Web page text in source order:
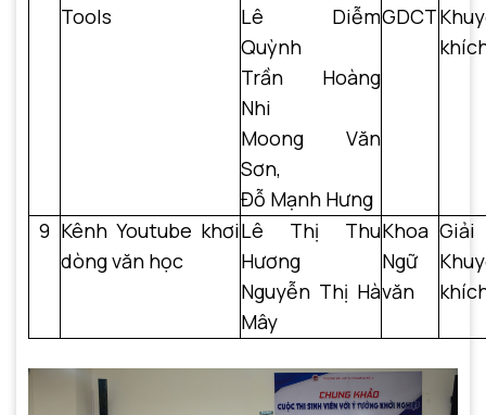
Tools
Lê Diễm
Quỳnh
Trần Hoàng
Nhi
Moong Văn
Sơn,
Đỗ Mạnh Hưng
GDCT
9 Kênh Youtube khơi
dòng văn học
Lê Thị Thu
Hương
Nguyễn Thị Hà
Mây
Khoa
Ngữ
văn
Giải